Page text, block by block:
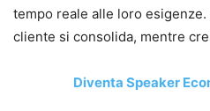
tempo reale alle loro
cliente si consolida, mentre
Diventa Speaker